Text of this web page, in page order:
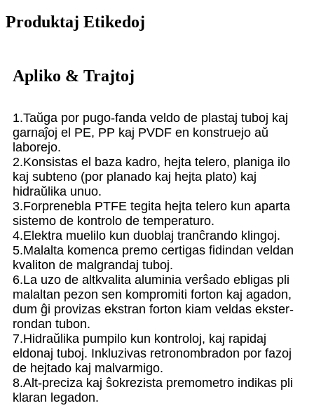
Produktaj Etikedoj
Apliko & Trajtoj
1.Taŭga por pugo-fanda veldo de plastaj tuboj kaj
garnaĵoj el PE, PP kaj PVDF en konstruejo aŭ
laborejo.
2.Konsistas el baza kadro, hejta telero, planiga ilo
kaj subteno (por planado kaj hejta plato) kaj
hidraŭlika unuo.
3.Forprenebla PTFE tegita hejta telero kun aparta
sistemo de kontrolo de temperaturo.
4.Elektra muelilo kun duoblaj tranĉrando klingoj.
5.Malalta komenca premo certigas fidindan veldan
kvaliton de malgrandaj tuboj.
6.La uzo de altkvalita aluminia verŝado ebligas pli
malaltan pezon sen kompromiti forton kaj agadon,
dum ĝi provizas ekstran forton kiam veldas ekster-
rondan tubon.
7.Hidraŭlika pumpilo kun kontroloj, kaj rapidaj
eldonaj tuboj. Inkluzivas retronombradon por fazoj
de hejtado kaj malvarmigo.
8.Alt-preciza kaj ŝokrezista premometro indikas pli
klaran legadon.